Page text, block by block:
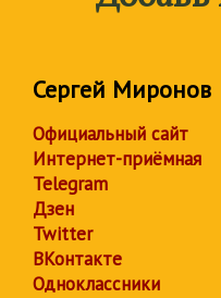
Сергей Миронов
Официальный сайт
Интернет-приёмная
Telegram
Дзен
Twitter
ВКонтакте
Одноклассники